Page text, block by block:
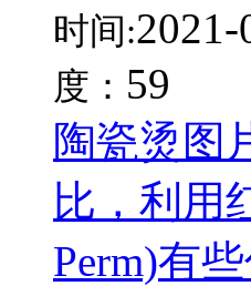
时间:2021-
度： 59
陶瓷烫图
比，利用
Perm)有